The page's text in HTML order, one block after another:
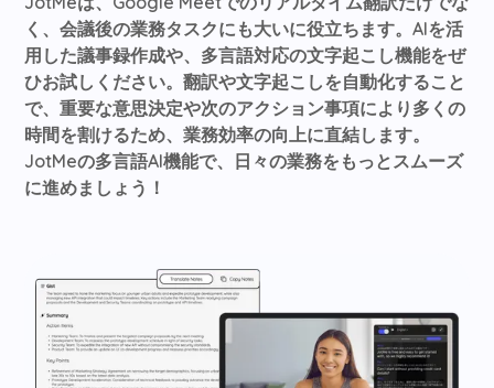
く、会議後の業務タスクにも大いに役立ちます。AIを活
用した議事録作成や、多言語対応の文字起こし機能をぜ
ひお試しください。翻訳や文字起こしを自動化すること
で、重要な意思決定や次のアクション事項により多くの
時間を割けるため、業務効率の向上に直結します。
JotMeの多言語AI機能で、日々の業務をもっとスムーズ
に進めましょう！